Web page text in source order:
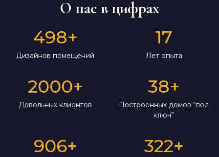
О нас в цифрах
498+
Дизайнов помещений
17
Лет опыта
2000+
Довольных клиентов
38+
Построенных домов “под
ключ”
906+ 322+